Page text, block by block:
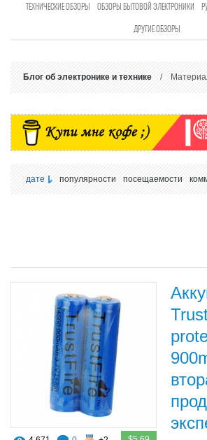
ТЕХНИЧЕСКИЕ ОБЗОРЫ ОБЗОРЫ БЫТОВОЙ ЭЛЕКТРОНИКИ
ДРУГИЕ ОБЗОРЫ
Блог об электронике и технике/
дате популярности посещаемости